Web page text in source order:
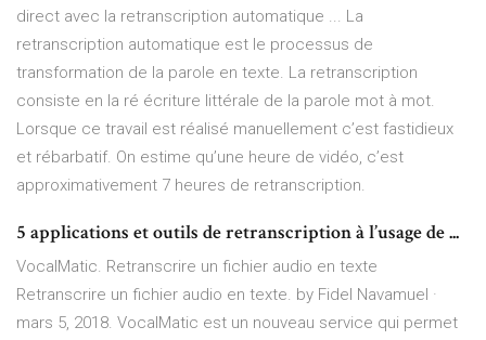
direct avec la retranscription automatique ... La
retranscription automatique est le processus de
transformation de la parole en texte. La retranscription
consiste en la ré écriture littérale de la parole mot à mot.
Lorsque ce travail est réalisé manuellement c’est fastidieux
et rébarbatif. On estime qu’une heure de vidéo, c’est
approximativement 7 heures de retranscription.
5 applications et outils de retranscription à l’usage de ...
VocalMatic. Retranscrire un fichier audio en texte
Retranscrire un fichier audio en texte. by Fidel Navamuel ·
mars 5, 2018. VocalMatic est un nouveau service qui permet